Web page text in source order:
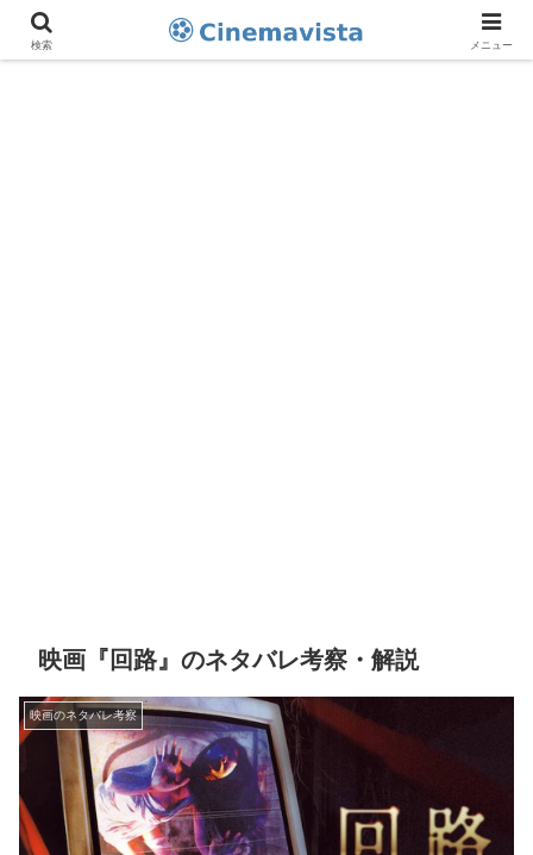
映画『回路』のネタバレ考察・解説
映画のネタバレ考察
検索 メニュー